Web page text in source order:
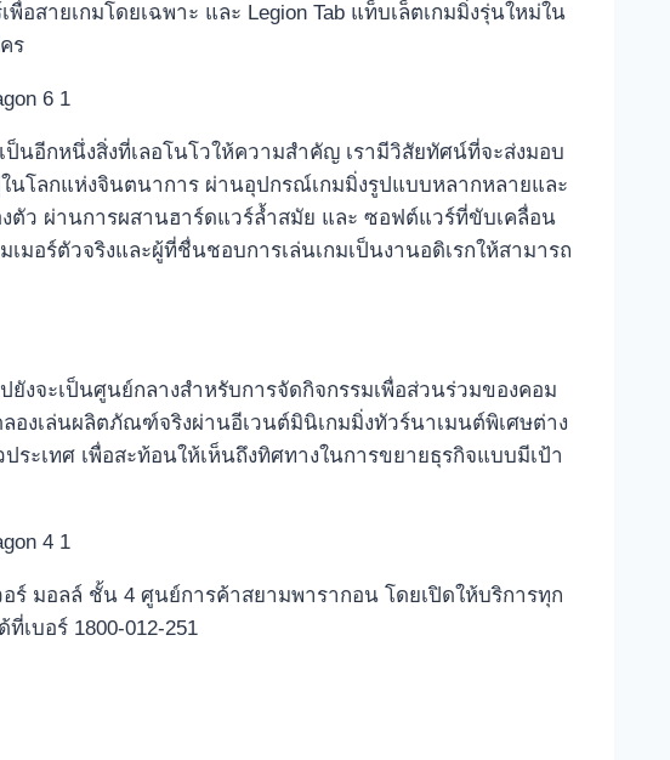
สายเกมโดยเฉพาะ และ Legion Tab แท็บเล็ตเกมมิ่งรุ่นใหม่ใน
ร
เป็นอีกหนึ่งสิ่งที่เลอโนโวให้ความสำคัญ เรามีวิสัยทัศน์ที่จะส่งมอบ
นโลกแห่งจินตนาการ ผ่านอุปกรณ์เกมมิ่งรูปแบบหลากหลายและ
ว ผ่านการผสานฮาร์ดแวร์ล้ำสมัย และ ซอฟต์แวร์ที่ขับเคลื่อน
มอร์ตัวจริงและผู้ที่ชื่นชอบการเล่นเกมเป็นงานอดิเรกให้สามารถ
งจะเป็นศูนย์กลางสำหรับการจัดกิจกรรมเพื่อส่วนร่วมของคอม
องเล่นผลิตภัณฑ์จริงผ่านอีเวนต์มินิเกมมิ่งทัวร์นาเมนต์พิเศษต่าง
ะเทศ เพื่อสะท้อนให้เห็นถึงทิศทางในการขยายธุรกิจแบบมีเป้า
ร์ มอลล์ ชั้น 4 ศูนย์การค้าสยามพารากอน โดยเปิดให้บริการทุก
เบอร์ 1800-012-251